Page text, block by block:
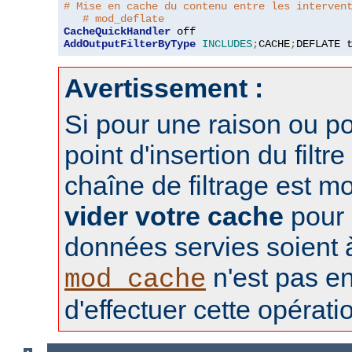
# Mise en cache du contenu entre les
# mod_deflate
CacheQuickHandler
AddOutputFilterByType INCLUDES;CACHE;DEFLATE
Avertissement :
Si pour une raison ou
point d'insertion du filtre
chaîne de filtrage est
vider votre cache pour
données servies soient
mod_cache n'est pas
d'effectuer cette